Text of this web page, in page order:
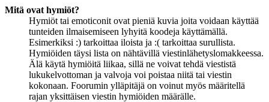
Mitä ovat hymiöt?
Hymiöt tai emoticonit ovat pieniä kuvia joita voidaan käyttää
tunteiden ilmaisemiseen lyhyitä koodeja käyttämällä.
Esimerkiksi :) tarkoittaa iloista ja :( tarkoittaa surullista.
Hymiöiden täysi lista on nähtävillä viestinlähetyslomakkeessa.
Älä käytä hymiöitä liikaa, sillä ne voivat tehdä viestistä
lukukelvottoman ja valvoja voi poistaa niitä tai viestin
kokonaan. Foorumin ylläpitäjä on voinut myös määritellä
rajan yksittäisen viestin hymiöiden määrälle.